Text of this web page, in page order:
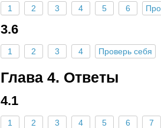
1 2 3 4 5 6
3.6
1 2 3 4 Проверь себя
Глава 4. Ответы
4.1
1 2 3 4 5 6 7